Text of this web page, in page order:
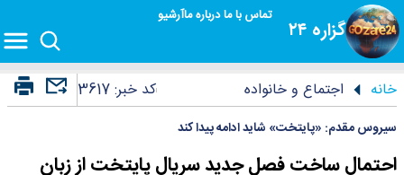
گزاره ۲۴
تماس با مادرباره ماآرشیو
خانه اجتماع و خانواده کد خبر:3617
سیروس مقدم: «پایتخت» شاید ادامه پیدا کند
احتمال ساخت فصل جدید سریال پایتخت از زبان